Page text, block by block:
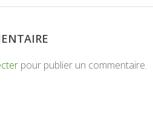
pour publier un commentaire.